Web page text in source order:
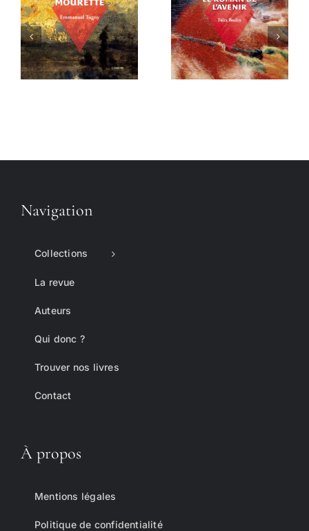
Le Roman de
l’avenir
Le Termite
Navigation
Collections
La revue
Auteurs
Qui donc ?
Trouver nos livres
Contact
À propos
Mentions légales
Politique de confidentialité